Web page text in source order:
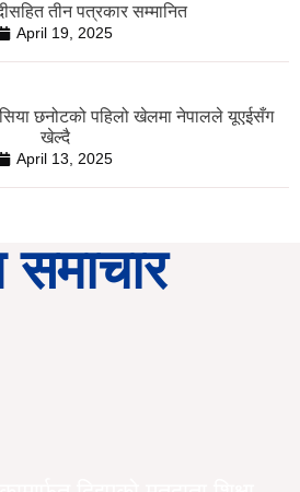
तीन पत्रकार सम्मानित
April 19, 2025
छनोटको पहिलो खेलमा नेपालले यूएईसँग
खेल्दै
April 13, 2025